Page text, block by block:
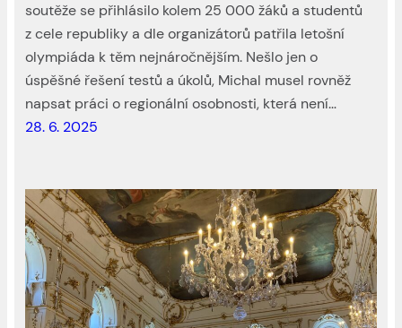
soutěže se přihlásilo kolem 25 000 žáků a studentů
z cele republiky a dle organizátorů patřila letošní
olympiáda k těm nejnáročnějším. Nešlo jen o
úspěšné řešení testů a úkolů, Michal musel rovněž
napsat práci o regionální osobnosti, která není…
28. 6. 2025